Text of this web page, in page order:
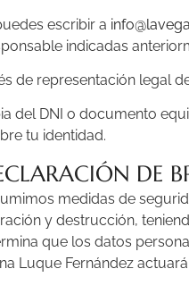
escribir a
indicadas
de representación legal
del DNI o documento
tu identidad.
DE
medidas de
y destrucción,
que los datos
Luque Fernández